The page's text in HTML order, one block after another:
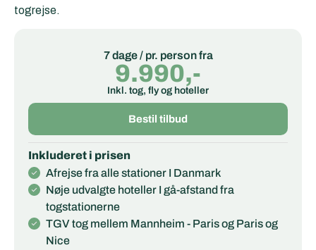
togrejse.
7 dage / pr. person fra
9.990,-
Inkl. tog, fly og hoteller
Bestil tilbud
Inkluderet i prisen
Afrejse fra alle stationer I Danmark
Nøje udvalgte hoteller I gå-afstand fra
togstationerne
TGV tog mellem Mannheim - Paris og Paris og
Nice